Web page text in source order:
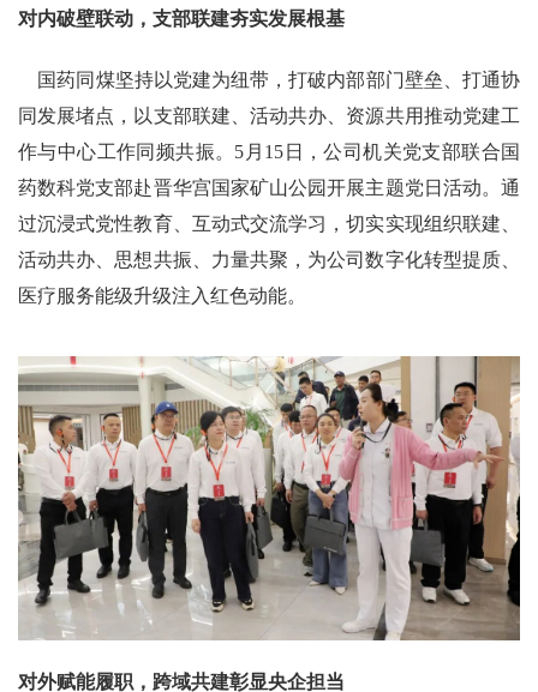
对内破壁联动，支部联建夯实发展根基
国药同煤坚持以党建为纽带，打破内部部门壁垒、打通协
同发展堵点，以支部联建、活动共办、资源共用推动党建工
作与中心工作同频共振。5月15日，公司机关党支部联合国
药数科党支部赴晋华宫国家矿山公园开展主题党日活动。通
过沉浸式党性教育、互动式交流学习，切实实现组织联建、
活动共办、思想共振、力量共聚，为公司数字化转型提质、
医疗服务能级升级注入红色动能。
对外赋能履职，跨域共建彰显央企担当